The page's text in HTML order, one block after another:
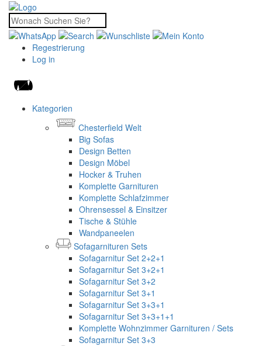
Regestrierung
Log in
Kategorien
Chesterfield Welt
Big Sofas
Design Betten
Design Möbel
Hocker & Truhen
Komplette Garnituren
Komplette Schlafzimmer
Ohrensessel & Einsitzer
Tische & Stühle
Wandpaneelen
Sofagarnituren Sets
Sofagarnitur Set 2+2+1
Sofagarnitur Set 3+2+1
Sofagarnitur Set 3+2
Sofagarnitur Set 3+1
Sofagarnitur Set 3+3+1
Sofagarnitur Set 3+3+1+1
Komplette Wohnzimmer Garnituren / Sets
Sofagarnitur Set 3+3